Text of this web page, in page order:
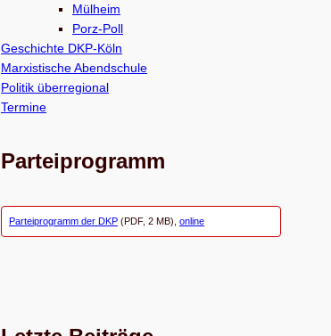
Mülheim
Porz-Poll
Geschichte DKP-Köln
Marxistische Abendschule
Politik überregional
Termine
Parteiprogramm
Parteiprogramm der DKP (PDF, 2 MB), online